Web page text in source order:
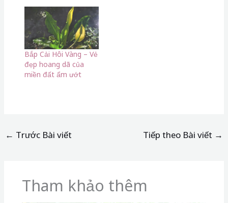
Bắp Cải Hôi Vàng – Vẻ
đẹp hoang dã của
miền đất ẩm ướt
← Trước Bài viết Tiếp theo Bài viết →
Tham khảo thêm